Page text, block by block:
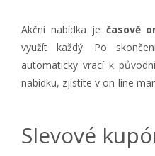
Akční nabídka je časově
využít každý. Po
automaticky vrací k
nabídku, zjistíte v on-line
Slevové